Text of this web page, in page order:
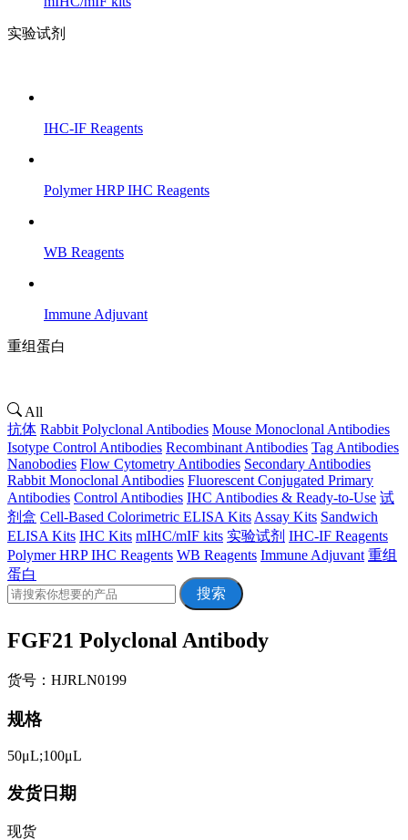
实验试剂
IHC-IF Reagents
Polymer HRP IHC Reagents
WB Reagents
Immune Adjuvant
重组蛋白
All
抗体 Rabbit Polyclonal Antibodies Mouse Monoclonal Antibodies
Isotype Control Antibodies Recombinant Antibodies Tag Antibodies
Nanobodies Flow Cytometry Antibodies Secondary Antibodies
Rabbit Monoclonal Antibodies Fluorescent Conjugated Primary
Antibodies Control Antibodies IHC Antibodies & Ready-to-Use 试
剂盒 Cell-Based Colorimetric ELISA Kits Assay Kits Sandwich
ELISA Kits IHC Kits mIHC/mIF kits 实验试剂 IHC-IF Reagents
Polymer HRP IHC Reagents WB Reagents Immune Adjuvant 重组
蛋白
搜索
FGF21 Polyclonal Antibody
货号：HJRLN0199
规格
50μL;100μL
发货日期
现货